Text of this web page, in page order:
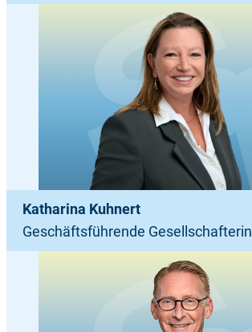
Katharina Kuhnert
Geschäftsführende Gesellschafterin